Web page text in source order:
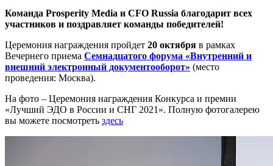
Команда Prosperity Media и CFO Russia благодарит всех
участников и поздравляет команды победителей!
Церемония награждения пройдет 20 октября в рамках
Вечернего приема Семнадцатого форума «Внутренний и
внешний электронный документооборот» (место
проведения: Москва).
На фото – Церемония награждения Конкурса и премии
«Лучший ЭДО в России и СНГ 2021». Полную фотогалерею
вы можете посмотреть здесь